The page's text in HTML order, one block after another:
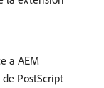
a AEM
PostScript